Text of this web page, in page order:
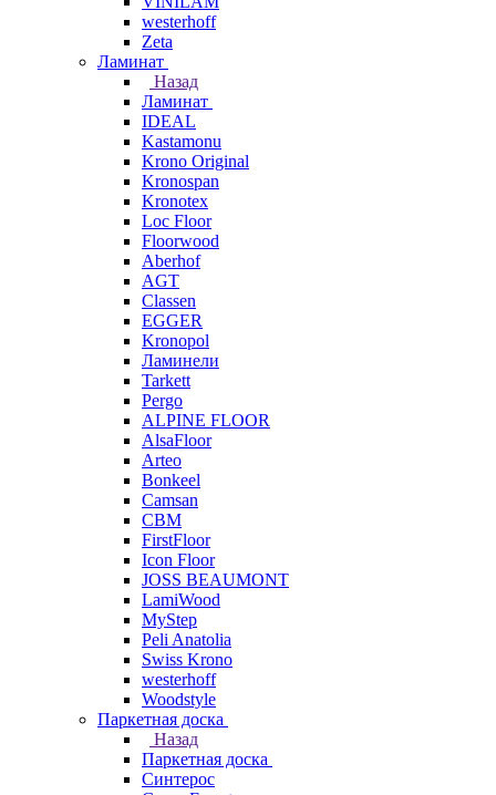
westerhoff
Zeta
Ламинат
Назад
Ламинат
IDEAL
Kastamonu
Krono Original
Kronospan
Kronotex
Loc Floor
Floorwood
Aberhof
AGT
Classen
EGGER
Kronopol
Ламинели
Tarkett
Pergo
ALPINE FLOOR
AlsaFloor
Arteo
Bonkeel
Camsan
CBM
FirstFloor
Icon Floor
JOSS BEAUMONT
LamiWood
MyStep
Peli Anatolia
Swiss Krono
westerhoff
Woodstyle
Паркетная доска
Назад
Паркетная доска
Синтерос